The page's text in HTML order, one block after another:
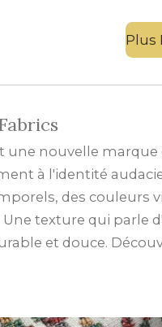
Plus
une nouvelle marque
à l'identité
des couleurs
Une texture qui parle
et douce.